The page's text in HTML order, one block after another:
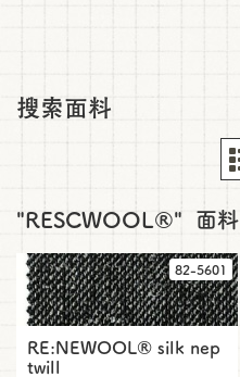
搜索面料
"RESCWOOL®" 面料
82-5601
RE:NEWOOL® silk nep
twill